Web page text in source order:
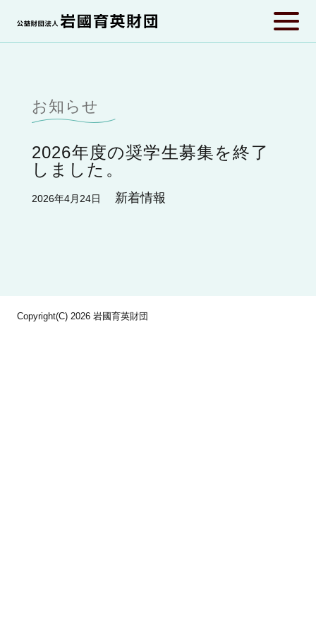
お知らせ
2026年度の奨学生募集を終了
しました。
2026年4月24日 新着情報
Copyright(C) 2026 岩國育英財団